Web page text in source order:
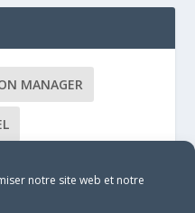
notre site web et notre
MANAGER